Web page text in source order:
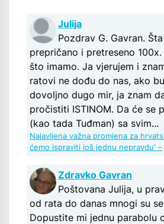
Julija
Pozdrav G. Gavran.
prepričano i pretreseno
što imamo. Ja vjerujem i
ratovi ne dođu do nas, ako
dovoljno dugo mir, ja znam
pročistiti ISTINOM. Da će se
(kao tada Tuđman) sa svim...
Najavljena važna promjena za
ćemo ispraviti još jednu nepravdu' –
Zdravko Gavran
Poštovana Julija, u
od rata do danas mnogi su
Dopustite mi jednu parabolu